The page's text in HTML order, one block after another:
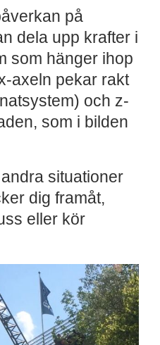
på
dela upp krafter i
som hänger ihop
axeln pekar rakt
och z-
som i bilden
situationer
dig framåt,
eller kör